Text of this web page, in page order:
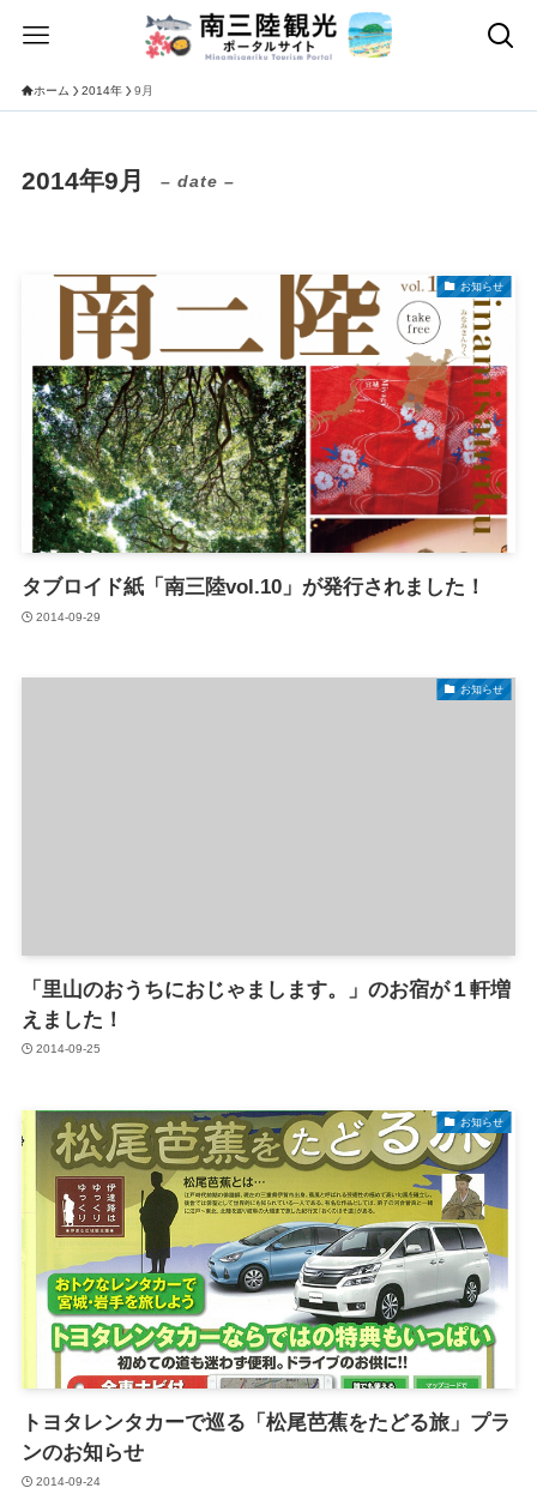
ホーム 2014年 9月
2014年9月 – date –
お知らせ
タブロイド紙「南三陸vol.10」が発行されました！
2014-09-29
お知らせ
「里山のおうちにおじゃまします。」のお宿が１軒増
えました！
2014-09-25
お知らせ
トヨタレンタカーで巡る「松尾芭蕉をたどる旅」プラ
ンのお知らせ
2014-09-24